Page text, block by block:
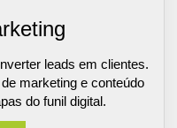
leads em clientes.
marketing e conteúdo
do funil digital.